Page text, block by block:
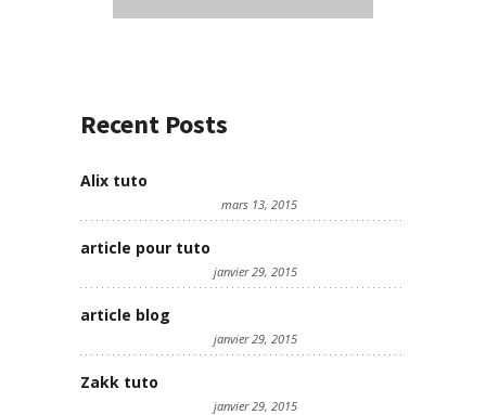
Recent Posts
Alix tuto
mars 13, 2015
article pour tuto
janvier 29, 2015
article blog
janvier 29, 2015
Zakk tuto
janvier 29, 2015